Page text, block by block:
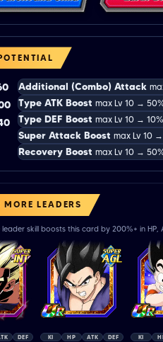
Additional (Combo) Attack
Type ATK Boost max Lv 10 →
Type DEF Boost max Lv 10 → 10%
Super Attack Boost max Lv 10
Recovery Boost max Lv 10 →
LEADERS
skill boosts this card by 200%+ in
DEF KI HP ATK DEF KI